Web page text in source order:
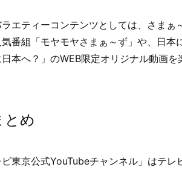
ラエティーコンテンツとしては、さま
気番組「モヤモヤさまぁ～ず」や、日
本へ？」のWEB限定オリジナル動画
とめ
ビ東京公式YouTubeチャンネル」はテ